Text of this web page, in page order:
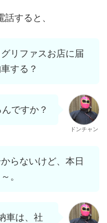
すると、
リファスお店に届
する？
ですか？
ドンチャン
らないけど、本日
。
車は、社